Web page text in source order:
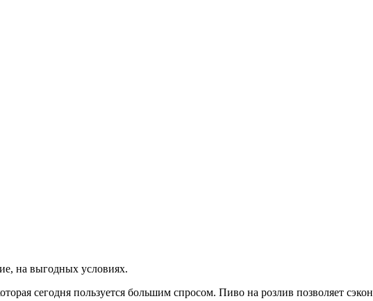
на выгодных условиях.
сегодня пользуется большим спросом. Пиво на розлив позволяет